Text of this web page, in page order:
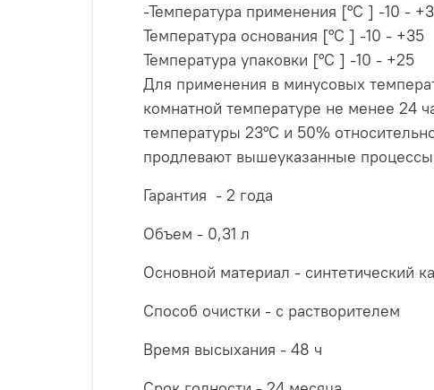
-Температура применения [°C ] -10 -
Температура основания [°C ] -10 - +35
Температура упаковки [°C ] -10 - +25
Для применения в минусовых
комнатной температуре не менее 24
температуры 23°C и 50%
продлевают вышеуказанные
Гарантия - 2 года
Объем - 0,31 л
Основной материал - синтетический
Способ очистки - с растворителем
Время высыхания - 48 ч